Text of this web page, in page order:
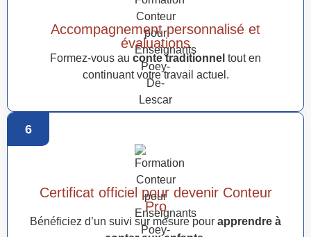
Accompagnement personnalisé et
évaluations
Formez-vous au conte traditionnel tout en
continuant votre travail actuel.
6
Certificat officiel pour devenir Conteur
Pro
Bénéficiez d’un suivi sur mesure pour apprendre à